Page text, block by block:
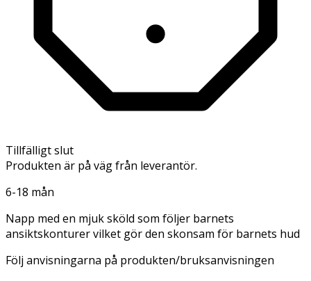
Tillfälligt slut
Produkten är på väg från leverantör.
6-18 mån
Napp med en mjuk sköld som följer barnets
ansiktskonturer vilket gör den skonsam för barnets hud
Följ anvisningarna på produkten/bruksanvisningen